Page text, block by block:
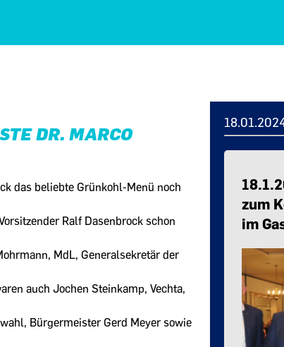
DR. MARCO M
das beliebte Grünkohl-Menü noch
Ralf Dasenbrock schon
MdL, Generalsekretär der
auch Jochen Steinkamp, Vechta,
Bürgermeister Gerd Meyer sowie
zum
im